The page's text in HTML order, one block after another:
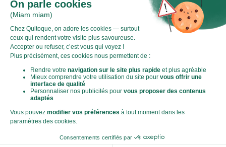
Valeurs nutritionnelles
Par personne Pour 100g
Énergie (kJ) 498kJ
Énergie (kCal) 119kCal
Matières grasses